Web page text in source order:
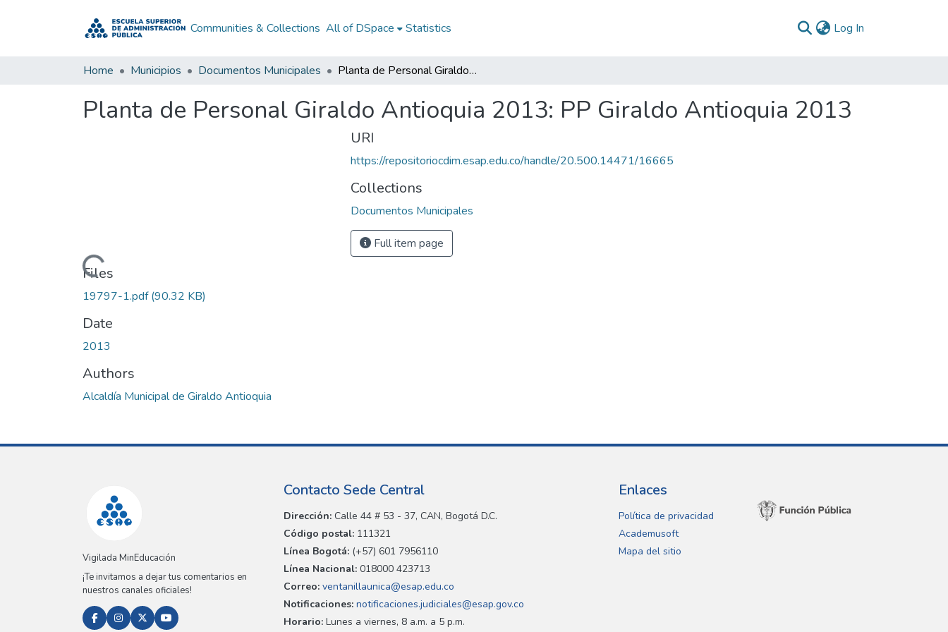
Communities & Collections All of DSpace Statistics Log In
Home Municipios Documentos Municipales Planta de Personal Giraldo Antioquia 2013: PP Giraldo Antioquia 2013
Planta de Personal Giraldo Antioquia 2013: PP Giraldo Antioquia 2013
Loading...
Files
19797-1.pdf(90.32 KB)
Date
2013
Authors
Alcaldía Municipal de Giraldo Antioquia
URI
https://repositoriocdim.esap.edu.co/handle/20.500.14471/16665
Collections
Documentos Municipales
Full item page
Vigilada MinEducación
¡Te invitamos a dejar tus comentarios en
nuestros canales oficiales!
Contacto Sede Central
Dirección: Calle 44 # 53 - 37, CAN, Bogotá D.C.
Código postal: 111321
Línea Bogotá: (+57) 601 7956110
Línea Nacional: 018000 423713
Correo: ventanillaunica@esap.edu.co
Notificaciones: notificaciones.judiciales@esap.gov.co
Horario: Lunes a viernes, 8 a.m. a 5 p.m.
Enlaces
Política de privacidad
Academusoft
Mapa del sitio